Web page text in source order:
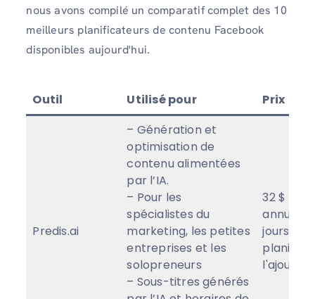
nous avons compilé un comparatif complet des 10
meilleurs planificateurs de contenu Facebook
disponibles aujourd'hui.
Outil Utilisé pour Prix
Predis.ai
– Génération et
optimisation de
contenu alimentées
par l’IA.
– Pour les
spécialistes du
marketing, les petites
entreprises et les
solopreneurs
– Sous-titres générés
32 $
jours
planifier
l'ajout de